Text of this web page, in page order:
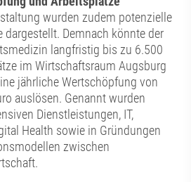
wurden zudem potenzielle
Demnach könnte der
langfristig bis zu 6.500
im Wirtschaftsraum Augsburg
jährliche Wertschöpfung von
auslösen. Genannt wurden
Dienstleistungen, IT,
Health sowie in Gründungen
zwischen